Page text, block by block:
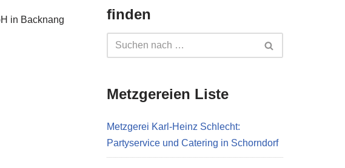
in Backnang
finden
Metzgereien Liste
Metzgerei Karl-Heinz Schlecht:
Partyservice und Catering in Schorndorf